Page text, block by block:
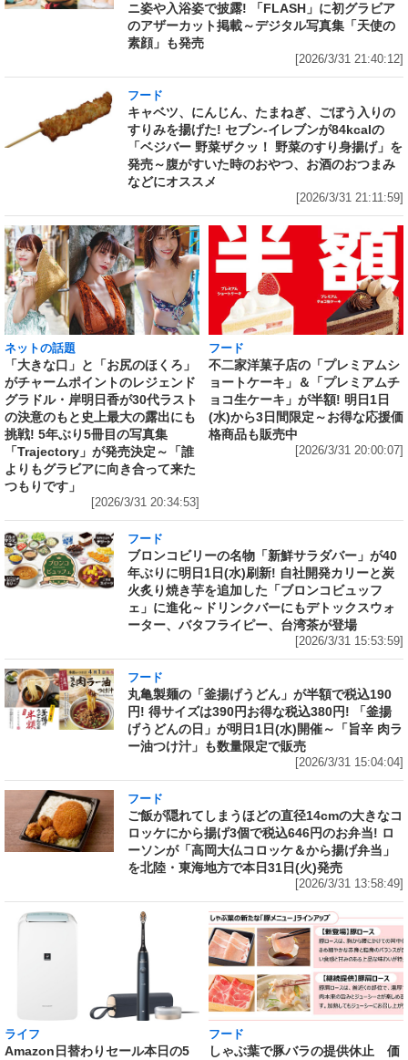
ニ姿や入浴姿で披露! 「FLASH」に初グラビア
のアザーカット掲載～デジタル写真集「天使の
素顔」も発売
[2026/3/31 21:40:12]
フード
キャベツ、にんじん、たまねぎ、ごぼう入りの
すりみを揚げた! セブン‐イレブンが84kcalの
「ベジバー 野菜ザクッ！ 野菜のすり身揚げ」を
発売～腹がすいた時のおやつ、お酒のおつまみ
などにオススメ
[2026/3/31 21:11:59]
ネットの話題
「大きな口」と「お尻のほくろ」
がチャームポイントのレジェンド
グラドル・岸明日香が30代ラスト
の決意のもと史上最大の露出にも
挑戦! 5年ぶり5冊目の写真集
「Trajectory」が発売決定～「誰
よりもグラビアに向き合って来た
つもりです」
[2026/3/31 20:34:53]
フード
不二家洋菓子店の「プレミアムシ
ョートケーキ」＆「プレミアムチ
ョコ生ケーキ」が半額! 明日1日
(水)から3日間限定～お得な応援価
格商品も販売中
[2026/3/31 20:00:07]
フード
ブロンコビリーの名物「新鮮サラダバー」が40
年ぶりに明日1日(水)刷新! 自社開発カリーと炭
火炙り焼き芋を追加した「ブロンコビュッフ
ェ」に進化～ドリンクバーにもデトックスウォ
ーター、バタフライピー、台湾茶が登場
[2026/3/31 15:53:59]
フード
丸亀製麺の「釜揚げうどん」が半額で税込190
円! 得サイズは390円お得な税込380円! 「釜揚
げうどんの日」が明日1日(水)開催～「旨辛 肉ラ
ー油つけ汁」も数量限定で販売
[2026/3/31 15:04:04]
フード
ご飯が隠れてしまうほどの直径14cmの大きなコ
ロッケにから揚げ3個で税込646円のお弁当! ロ
ーソンが「高岡大仏コロッケ＆から揚げ弁当」
を北陸・東海地方で本日31日(火)発売
[2026/3/31 13:58:49]
ライフ
Amazon日替わりセール本日の5
フード
しゃぶ葉で豚バラの提供休止 価